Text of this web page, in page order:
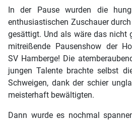
In der Pause wurden die
enthusiastischen Zuschauer
gesättigt. Und als wäre das nicht
mitreißende Pausenshow der
SV Hamberge! Die
jungen Talente brachte selbst
Schweigen, dank der schier
meisterhaft bewältigten.
Dann wurde es nochmal